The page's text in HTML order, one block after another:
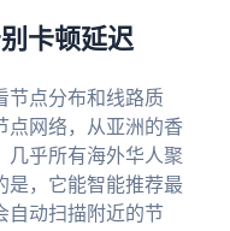
卡顿延迟
节点分布和线路质
点网络，从亚洲的香
几乎所有海外华人聚
是，它能智能推荐最
动扫描附近的节